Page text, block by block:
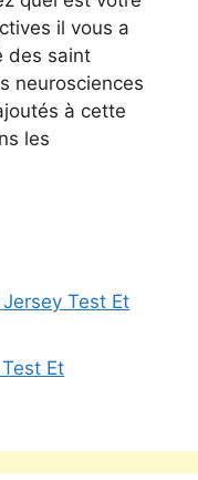
il vous a
des saint
neurosciences
à cette
les
Test Et
Et